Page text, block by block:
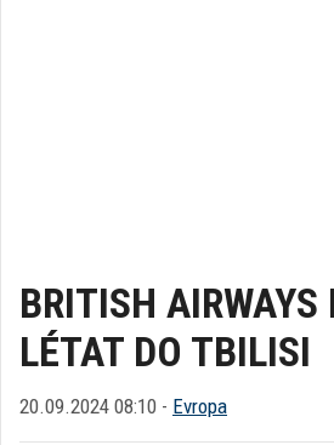
BRITISH AIRWAYS
LÉTAT DO TBILISI
20.09.2024 08:10 - Evropa